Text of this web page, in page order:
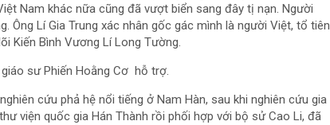
Nam khác nữa cũng đã vượt biển sang đây tị nạn. Người
Ông Lí Gia Trung xác nhân gốc gác mình là người Việt, tổ tiên
Kiến Bình Vương Lí Long Tường.
sư Phiến Hoằng Cơ hỗ trợ.
cứu phả hệ nổi tiếng ở Nam Hàn, sau khi nghiên cứu gia
viện quốc gia Hán Thành rồi phối hợp với bộ sử Cao Li, đã